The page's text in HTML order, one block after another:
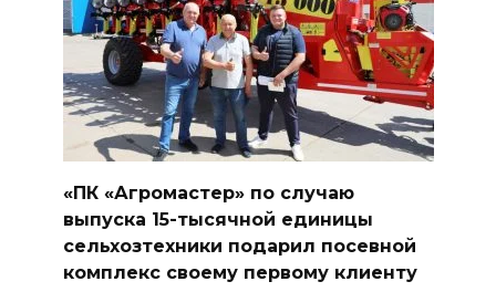
«ПК «Агромастер» по случаю
выпуска 15-тысячной единицы
сельхозтехники подарил посевной
комплекс своему первому клиенту